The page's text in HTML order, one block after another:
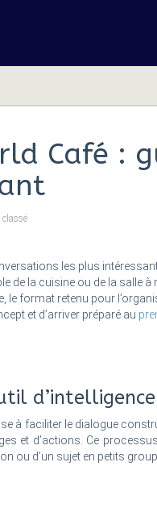
Café :
classé
les plus
de la cuisine ou de la salle
le format retenu pour
et d’arriver préparé au
à faciliter le dialogue
et d’actions. Ce
ou d’un sujet en petits